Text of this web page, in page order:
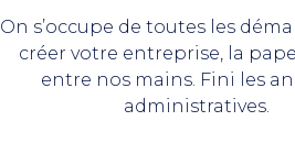
On s’occupe de toutes les
créer votre entreprise, la
entre nos mains. Fini les
administratives.